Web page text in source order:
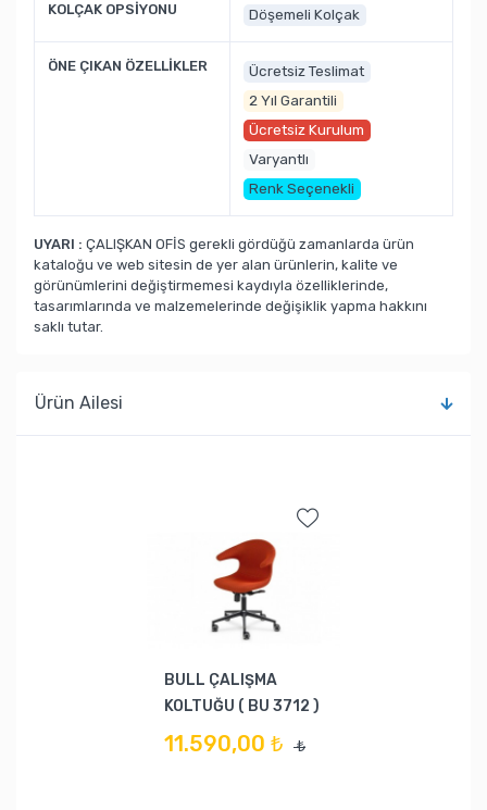
KOLÇAK OPSİYONU Döşemeli Kolçak
ÖNE ÇIKAN ÖZELLİKLER
Ücretsiz Teslimat
2 Yıl Garantili
Ücretsiz Kurulum
Varyantlı
Renk Seçenekli
UYARI : ÇALIŞKAN OFİS gerekli gördüğü zamanlarda ürün
kataloğu ve web sitesin de yer alan ürünlerin, kalite ve
görünümlerini değiştirmemesi kaydıyla özelliklerinde,
tasarımlarında ve malzemelerinde değişiklik yapma hakkını
saklı tutar.
Ürün Ailesi
BULL ÇALIŞMA
KOLTUĞU ( BU 3712 )
11.590,00 ₺ ₺